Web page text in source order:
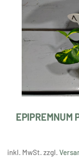
EPIPREMNUM
inkl. MwSt. zzgl.